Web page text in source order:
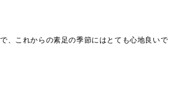
、これからの素足の季節にはとても心地良いで